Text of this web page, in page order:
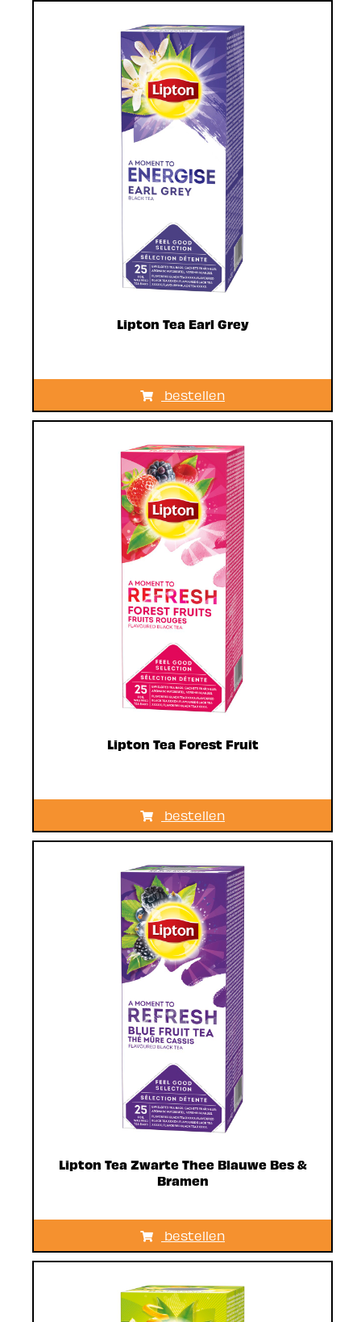
Lipton Tea Earl Grey
bestellen
Lipton Tea Forest Fruit
bestellen
Lipton Tea Zwarte Thee Blauwe Bes &
Bramen
bestellen